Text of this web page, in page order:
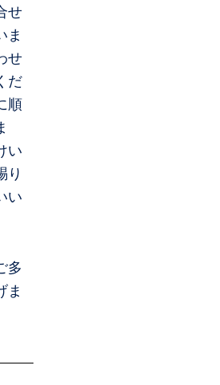
せ
ま
せ
だ
順
い
り
い
多
ま